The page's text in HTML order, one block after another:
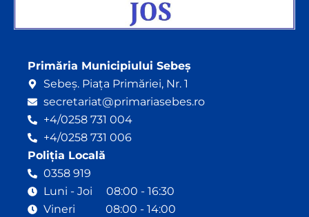
Primăria Municipiului Sebeș
Sebeș. Piața Primăriei, Nr. 1
secretariat@primariasebes.ro
+4/0258 731 004
+4/0258 731 006
Poliția Locală
0358 919
Luni - Joi 08:00 - 16:30
Vineri 08:00 - 14:00